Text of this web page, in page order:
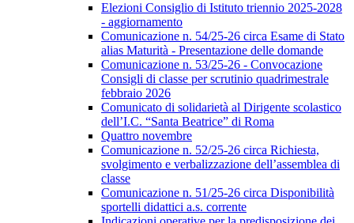
Elezioni Consiglio di Istituto triennio 2025-2028
- aggiornamento
Comunicazione n. 54/25-26 circa Esame di Stato
alias Maturità - Presentazione delle domande
Comunicazione n. 53/25-26 - Convocazione
Consigli di classe per scrutinio quadrimestrale
febbraio 2026
Comunicato di solidarietà al Dirigente scolastico
dell’I.C. “Santa Beatrice” di Roma
Quattro novembre
Comunicazione n. 52/25-26 circa Richiesta,
svolgimento e verbalizzazione dell’assemblea di
classe
Comunicazione n. 51/25-26 circa Disponibilità
sportelli didattici a.s. corrente